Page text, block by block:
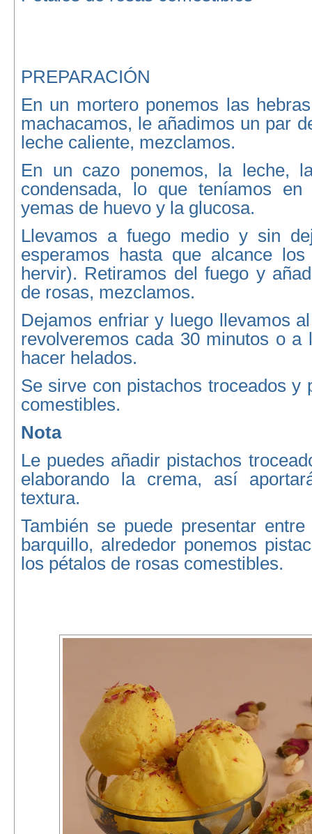
PREPARACIÓN
En un mortero ponemos las
machacamos, le añadimos un par
leche caliente, mezclamos.
En un cazo ponemos, la leche,
condensada, lo que teníamos
yemas de huevo y la glucosa.
Llevamos a fuego medio y sin
esperamos hasta que alcance
hervir). Retiramos del fuego y
de rosas, mezclamos.
Dejamos enfriar y luego llevamos
revolveremos cada 30 minutos o a
hacer helados.
Se sirve con pistachos troceados y
comestibles.
Nota
Le puedes añadir pistachos
elaborando la crema, así
textura.
También se puede presentar
barquillo, alrededor ponemos
los pétalos de rosas comestibles.